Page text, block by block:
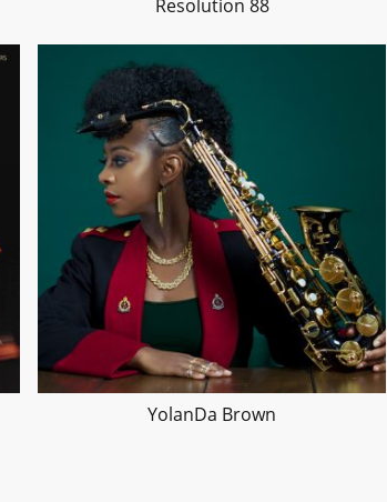
Resolution 88
YolanDa Brown